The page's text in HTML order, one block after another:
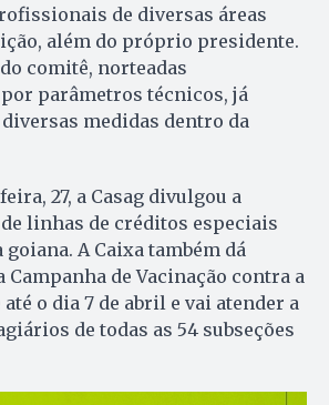
de diversas áreas
além do próprio presidente.
comitê, norteadas
parâmetros técnicos, já
medidas dentro da
27, a Casag divulgou a
linhas de créditos especiais
goiana. A Caixa também dá
Campanha de Vacinação contra a
o dia 7 de abril e vai atender a
de todas as 54 subseções